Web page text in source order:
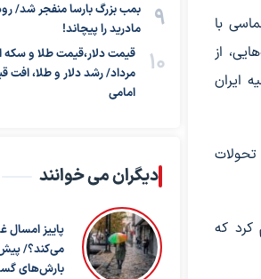
با
از
ایران
تحولات
کرد که
بمب بزرگ بارسا منفجر شد/
مادرید را پیچاند!
مرداد/ رشد دلار و طلا،
امامی
دیگران می خوانند
پاییز امسال
می‌کند؟/
بارش‌های